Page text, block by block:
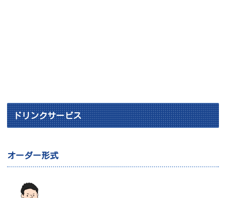
ドリンクサービス
オーダー形式